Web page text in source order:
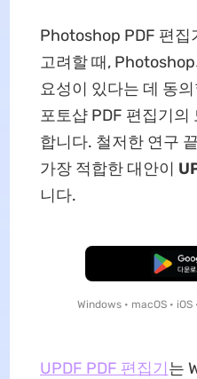
Photoshop PDF 편집
고려할 때,
요성이 있다는 데 동
포토샵 PDF 편집기의
합니다. 철저한 연구
가장 적합한 대안이
니다.
무료로
Windows • macOS • iOS
UPDF PDF 편집기는